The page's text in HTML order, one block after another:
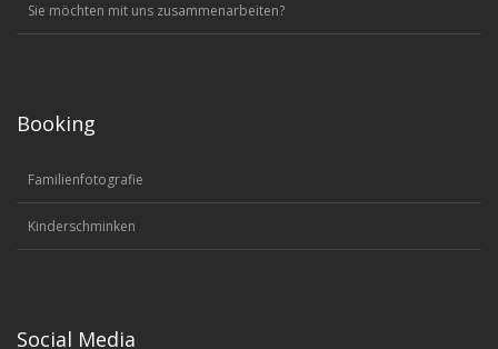
Sie möchten mit uns zusammenarbeiten?
Booking
Familienfotografie
Kinderschminken
Social Media